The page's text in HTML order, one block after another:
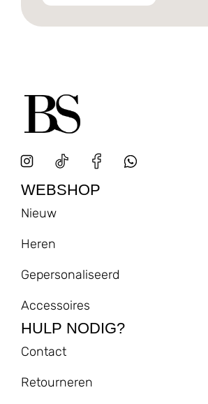
WEBSHOP
Nieuw
Heren
Gepersonaliseerd
Accessoires
HULP NODIG?
Contact
Retourneren